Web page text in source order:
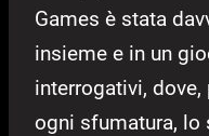
Games è stata
insieme e in un
interrogativi,
ogni sfumatura, lo